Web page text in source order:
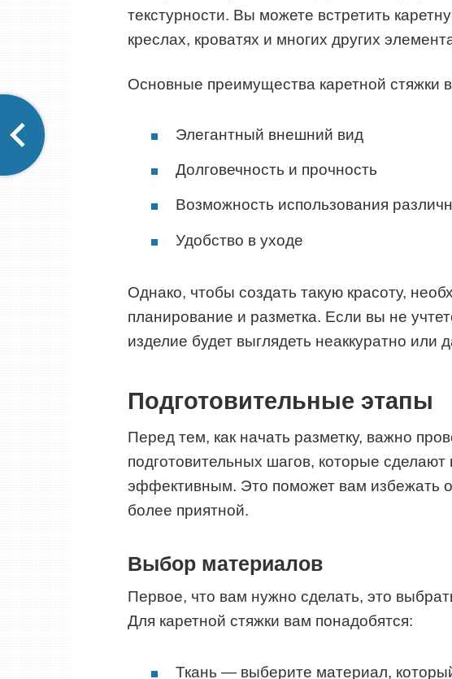
текстурности. Вы можете встретить
креслах, кроватях и многих других
Основные преимущества каретной стяжки
Элегантный внешний вид
Долговечность и прочность
Возможность использования
Удобство в уходе
Однако, чтобы создать такую красоту,
планирование и разметка. Если вы не
изделие будет выглядеть неаккуратно или
Подготовительные этапы
Перед тем, как начать разметку, важно
подготовительных шагов, которые
эффективным. Это поможет вам избежать
более приятной.
Выбор материалов
Первое, что вам нужно сделать, это
Для каретной стяжки вам понадобятся:
Ткань — выберите материал,